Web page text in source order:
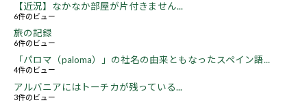
【近況】なかなか部屋が片付きません...
6件のビュー
旅の記録
6件のビュー
「パロマ（paloma）」の社名の由来ともなったスペイン語...
4件のビュー
アルバニアにはトーチカが残っている...
3件のビュー